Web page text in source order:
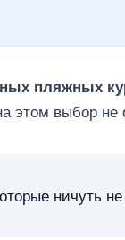
пляжных
этом выбор не
ничуть